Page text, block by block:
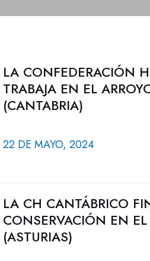
LA CONFEDERACIÓN
TRABAJA EN EL
(CANTABRIA)
22 DE MAYO, 2024
LA CH CANTÁBRICO
CONSERVACIÓN EN
(ASTURIAS)